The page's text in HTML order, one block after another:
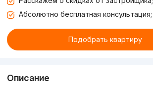
Абсолютно бесплатная консультация;
Подобрать квартиру
Описание